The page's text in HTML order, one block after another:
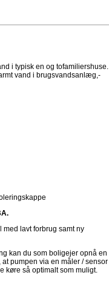
i typisk en og tofamiliershuse.
vand i brugsvandsanlæg,-
med lavt forbrug samt ny
kan du som boligejer opnå en
pumpen via en måler / sensor
køre så optimalt som muligt.